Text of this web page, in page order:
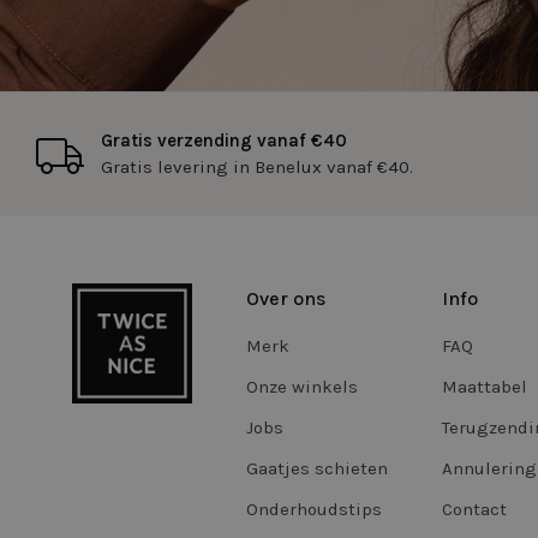
Gratis verzending vanaf €40
Gratis levering in Benelux vanaf €40.
Over ons
Merk
Onze winkels
Jobs
Gaatjes schieten
Onderhoudstips
Info
FAQ
Maattabel
Contact
cftoken
Storage declaration
Naam